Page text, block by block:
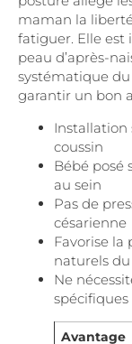
maman la liberté
fatiguer. Elle est
peau d’après-
systématique
garantir un bon
Installation
coussin
Bébé posé
au sein
Pas de
césarienne
Favorise la
naturels
Ne
spécifiques
Avantage